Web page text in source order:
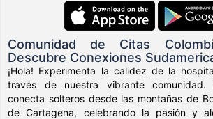
Comunidad de Citas
Descubre Conexiones
¡Hola! Experimenta la calidez de la
través de nuestra vibrante comunidad.
conecta solteros desde las montañas de
de Cartagena, celebrando la pasión y